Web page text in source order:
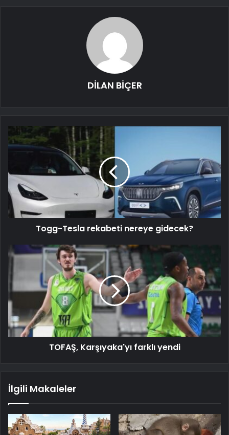
DİLAN BİÇER
Togg-Tesla rekabeti nereye gidecek?
TOFAŞ, Karşıyaka'yı farklı yendi
İlgili Makaleler